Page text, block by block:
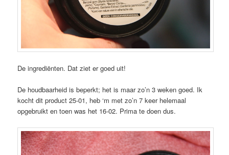
De ingrediënten. Dat ziet er goed uit!
De houdbaarheid is beperkt; het is maar zo’n 3 weken goed. Ik
kocht dit product 25-01, heb ‘m met zo’n 7 keer helemaal
opgebruikt en toen was het 16-02. Prima te doen dus.